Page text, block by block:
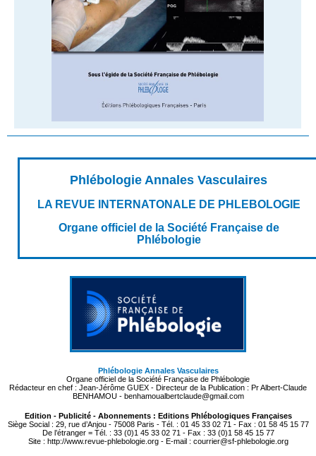
Phlébologie Annales Vasculaires
LA REVUE INTERNATONALE DE PHLEBOLOGIE
Organe officiel de la Société Française de
Phlébologie
Phlébologie Annales Vasculaires
Organe officiel de la Société Française de Phlébologie
Rédacteur en chef : Jean-Jérôme GUEX - Directeur de la Publication : Pr Albert-Claude
BENHAMOU - benhamoualbertclaude@gmail.com
Edition - Publicité - Abonnements : Editions Phlébologiques Françaises
Siège Social : 29, rue d’Anjou - 75008 Paris - Tél. : 01 45 33 02 71 - Fax : 01 58 45 15 77
De l’étranger = Tél. : 33 (0)1 45 33 02 71 - Fax : 33 (0)1 58 45 15 77
Site : http://www.revue-phlebologie.org - E-mail : courrier@sf-phlebologie.org